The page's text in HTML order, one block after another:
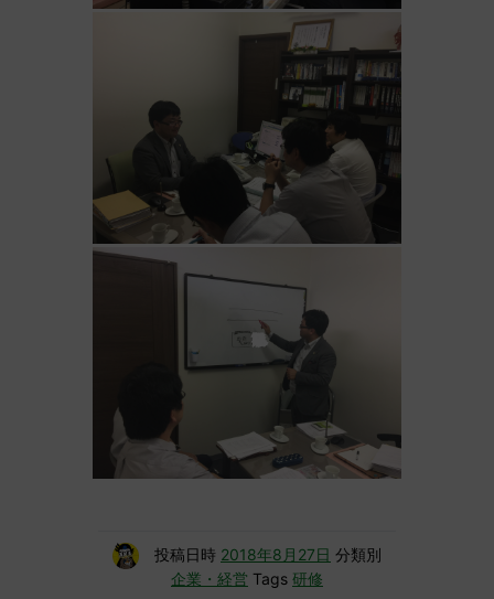
投稿日時 2018年8月27日 分類別
企業・経営 Tags 研修